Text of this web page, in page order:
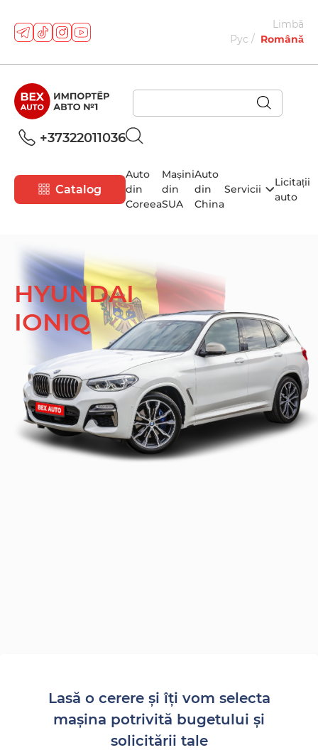
Limbă
Рус
Română
+37322011036
Catalog
Auto
din
Coreea
Mașini
din
SUA
Auto
din
China
Servicii
Licitații
auto
HYUNDAI
IONIQ
Lasă o cerere și îți vom selecta
mașina potrivită bugetului și
solicitării tale